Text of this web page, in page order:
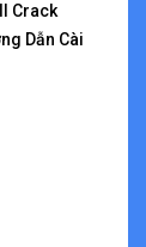
Crack
Dẫn Cài